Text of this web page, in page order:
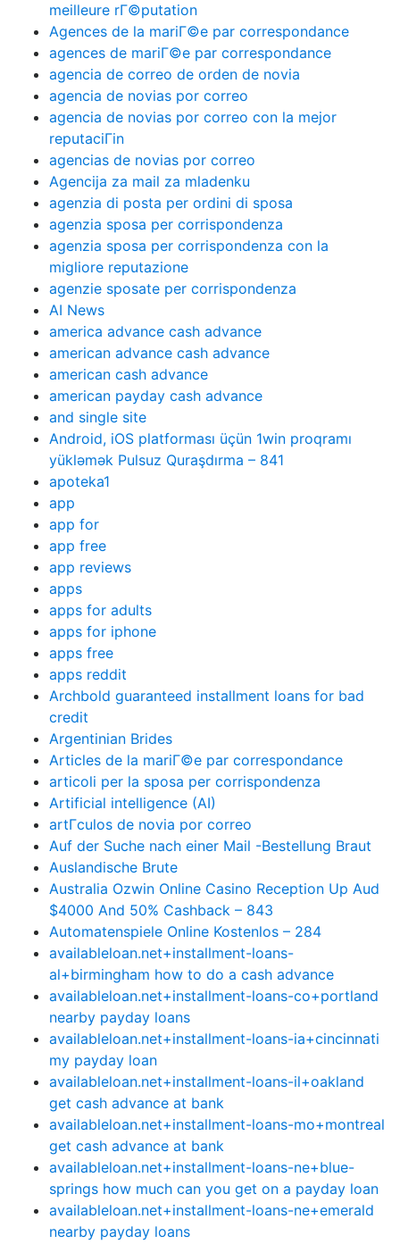
meilleure rГ©putation
Agences de la mariГ©e par correspondance
agences de mariГ©e par correspondance
agencia de correo de orden de novia
agencia de novias por correo
agencia de novias por correo con la mejor
reputaciГіn
agencias de novias por correo
Agencija za mail za mladenku
agenzia di posta per ordini di sposa
agenzia sposa per corrispondenza
agenzia sposa per corrispondenza con la
migliore reputazione
agenzie sposate per corrispondenza
AI News
america advance cash advance
american advance cash advance
american cash advance
american payday cash advance
and single site
Android, iOS platforması üçün 1win proqramı
yükləmək Pulsuz Quraşdırma – 841
apoteka1
app
app for
app free
app reviews
apps
apps for adults
apps for iphone
apps free
apps reddit
Archbold guaranteed installment loans for bad
credit
Argentinian Brides
Articles de la mariГ©e par correspondance
articoli per la sposa per corrispondenza
Artificial intelligence (AI)
artГ­culos de novia por correo
Auf der Suche nach einer Mail -Bestellung Braut
Auslandische Brute
Australia Ozwin Online Casino Reception Up Aud
$4000 And 50% Cashback – 843
Automatenspiele Online Kostenlos – 284
availableloan.net+installment-loans-
al+birmingham how to do a cash advance
availableloan.net+installment-loans-co+portland
nearby payday loans
availableloan.net+installment-loans-ia+cincinnati
my payday loan
availableloan.net+installment-loans-il+oakland
get cash advance at bank
availableloan.net+installment-loans-mo+montreal
get cash advance at bank
availableloan.net+installment-loans-ne+blue-
springs how much can you get on a payday loan
availableloan.net+installment-loans-ne+emerald
nearby payday loans